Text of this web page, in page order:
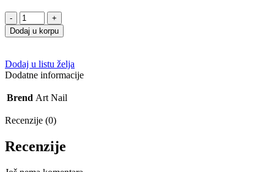
Gel
lak
056
10g
količina
Dodaj u korpu
Dodaj u listu želja
Dodatne informacije
Brend Art Nail
Recenzije (0)
Recenzije